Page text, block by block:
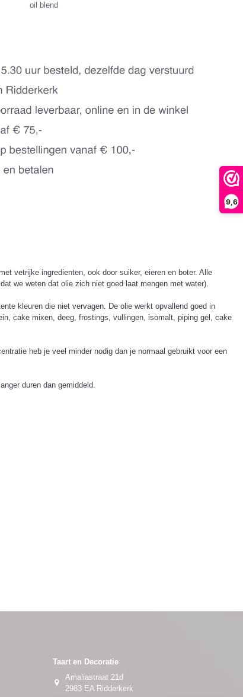
9,6
oil blend
vetrijke ingredienten, ook door suiker, eieren en boter. Alle
we weten dat olie zich niet goed laat mengen met water).
kleuren die niet vervagen. De olie werkt opvallend goed in
cake mixen, deeg, frostings, vullingen, isomalt, piping gel, cake
heb je veel minder nodig dan je normaal gebruikt voor een
duren dan gemiddeld.
Taart en Decoratie
Amaliastraat 21d
2983 EA Ridderkerk